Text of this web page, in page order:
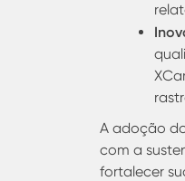
A adoção
com a
fortalecer